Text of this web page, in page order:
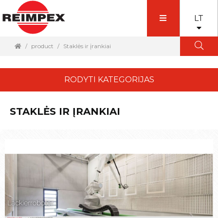
LT
product Staklės ir įrankiai
RODYTI KATEGORIJAS
STAKLĖS IR ĮRANKIAI